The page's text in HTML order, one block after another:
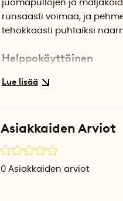
juomapullojen ja
runsaasti voimaa, ja
tehokkaasti puhtaiksi
Helppokäyttöinen
Asiakkaiden Arviot
0 Asiakkaiden arviot